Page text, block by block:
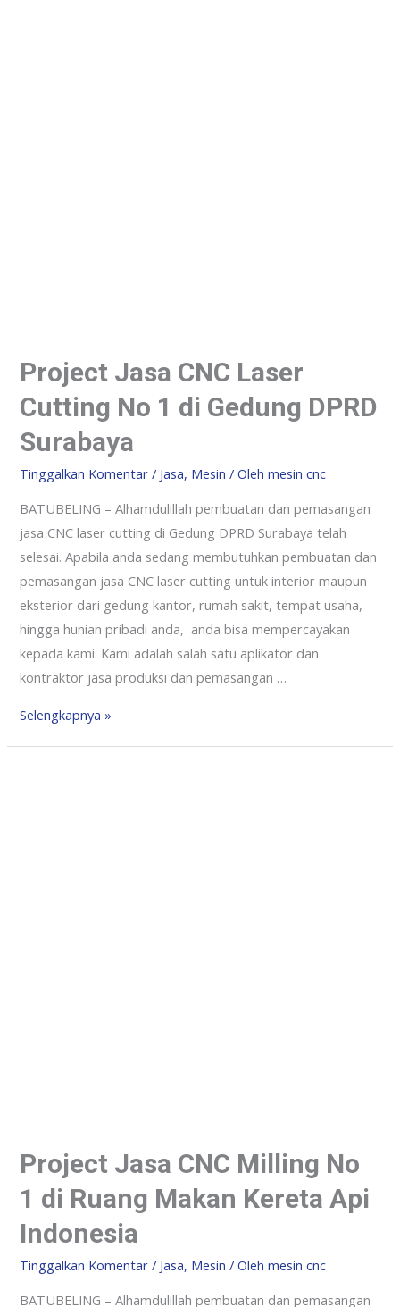
Project Jasa CNC Laser
Cutting No 1 di Gedung DPRD
Surabaya
Tinggalkan Komentar / Jasa, Mesin / Olehmesin cnc
BATUBELING – Alhamdulillah pembuatan dan pemasangan
jasa CNC laser cutting di Gedung DPRD Surabaya telah
selesai. Apabila anda sedang membutuhkan pembuatan dan
pemasangan jasa CNC laser cutting untuk interior maupun
eksterior dari gedung kantor, rumah sakit, tempat usaha,
hingga hunian pribadi anda, anda bisa mempercayakan
kepada kami. Kami adalah salah satu aplikator dan
kontraktor jasa produksi dan pemasangan …
Selengkapnya »
Project Jasa CNC Milling No
1 di Ruang Makan Kereta Api
Indonesia
Tinggalkan Komentar / Jasa, Mesin / Olehmesin cnc
BATUBELING – Alhamdulillah pembuatan dan pemasangan